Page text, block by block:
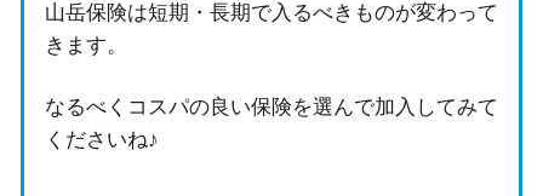
山岳保険は短期・長期で入るべきものが変わって
きます。
なるべくコスパの良い保険を選んで加入してみて
くださいね♪